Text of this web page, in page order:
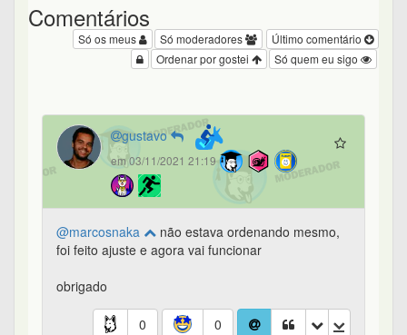
Comentários
Último comentário
Só moderadores
Só os meus
Só quem eu sigo
Ordenar por gostei
gustavo
em 03/11/2021 21:19
@marcosnaka
não estava ordenando mesmo,
foi feito ajuste e agora vai funcionar
obrigado
0 0